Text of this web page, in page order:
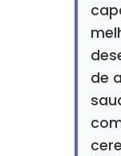
de